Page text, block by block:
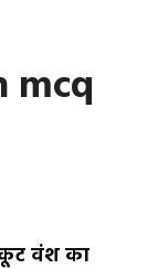
mcq
वंश का